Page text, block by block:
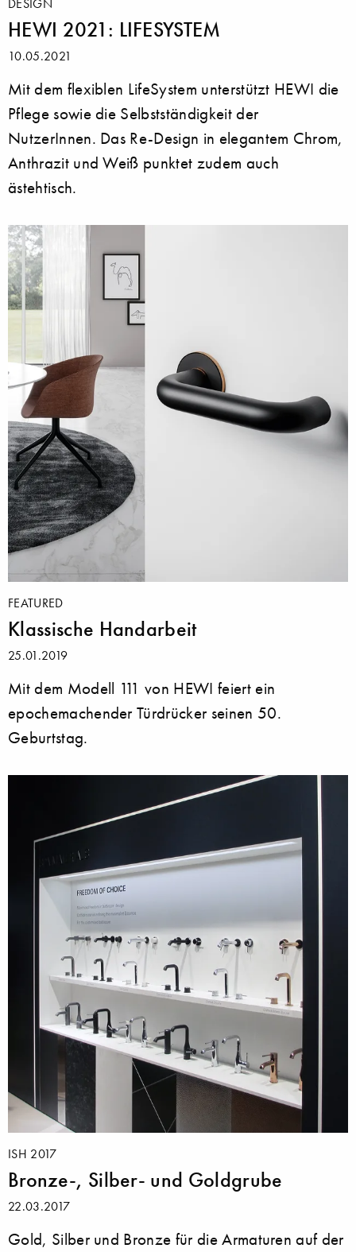
HEWI 2021: LIFESYSTEM
10.05.2021
Mit dem flexiblen LifeSystem unterstützt HEWI die
Pflege sowie die Selbstständigkeit der
NutzerInnen. Das Re-Design in elegantem Chrom,
Anthrazit und Weiß punktet zudem auch
ästehtisch.
FEATURED
Klassische Handarbeit
25.01.2019
Mit dem Modell 111 von HEWI feiert ein
epochemachender Türdrücker seinen 50.
Geburtstag.
ISH 2017
Bronze-, Silber- und Goldgrube
22.03.2017
Gold, Silber und Bronze für die Armaturen auf der